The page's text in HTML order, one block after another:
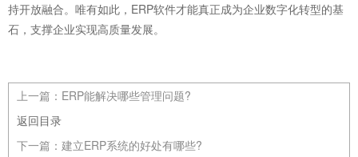
持开放融合。唯有如此，ERP软件才能真正成为企业数字化转型的基
石，支撑企业实现高质量发展。
上一篇： ERP能解决哪些管理问题?
返回目录
下一篇： 建立ERP系统的好处有哪些?